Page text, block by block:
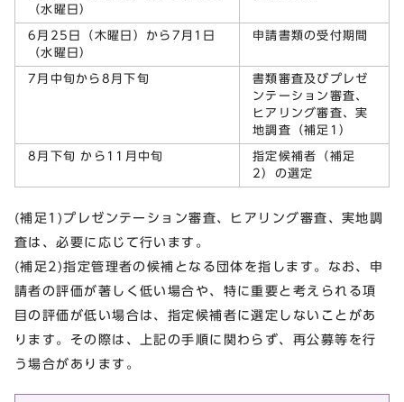
（水曜日）
6月25日（木曜日）から7月1日
（水曜日）
申請書類の受付期間
7月中旬から8月下旬
書類審査及びプレゼ
ンテーション審査、
ヒアリング審査、実
地調査（補足1）
8月下旬 から11月中旬
指定候補者（補足
2）の選定
(補足1)プレゼンテーション審査、ヒアリング審査、実地調
査は、必要に応じて行います。
(補足2)指定管理者の候補となる団体を指します。なお、申
請者の評価が著しく低い場合や、特に重要と考えられる項
目の評価が低い場合は、指定候補者に選定しないことがあ
ります。その際は、上記の手順に関わらず、再公募等を行
う場合があります。